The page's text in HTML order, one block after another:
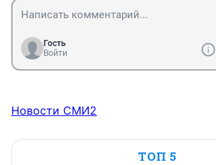
Гость
Войти
Новости СМИ2
ТОП 5